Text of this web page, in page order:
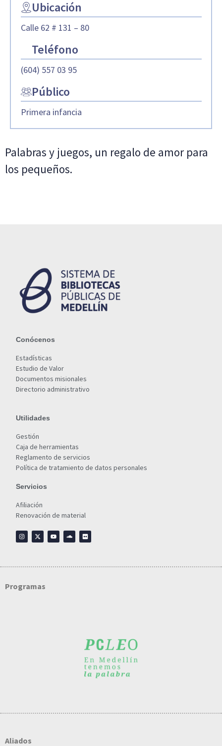
Ubicación
Calle 62 # 131 – 80
Teléfono
(604) 557 03 95
Público
Primera infancia
Palabras y juegos, un regalo de amor para
los pequeños.
Conócenos
Estadísticas
Estudio de Valor
Documentos misionales
Directorio administrativo
Utilidades
Gestión
Caja de herramientas
Reglamento de servicios
Política de tratamiento de datos personales
Servicios
Afiliación
Renovación de material
Programas
Aliados